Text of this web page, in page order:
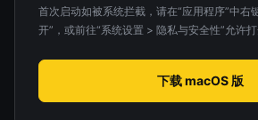
首次启动如被系统拦截，请在“应用程序”中右
开”，或前往“系统设置 > 隐私与安全性”允许打
下载 macOS 版